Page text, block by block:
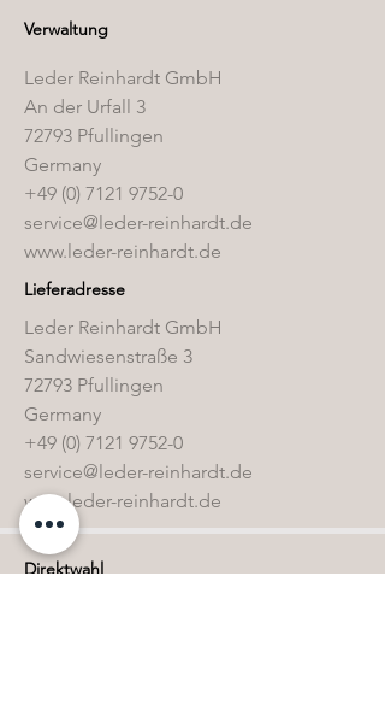
Verwaltung
Leder Reinhardt GmbH
An der Urfall 3
72793 Pfullingen
Germany
+49 (0) 7121 9752-0
service@leder-reinhardt.de
www.leder-reinhardt.de
Lieferadresse
Leder Reinhardt GmbH
Sandwiesenstraße 3
72793 Pfullingen
Germany
+49 (0) 7121 9752-0
service@leder-reinhardt.de
www.leder-reinhardt.de
Direktwahl